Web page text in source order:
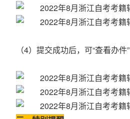
（4）提交成功后，可“查看办件”